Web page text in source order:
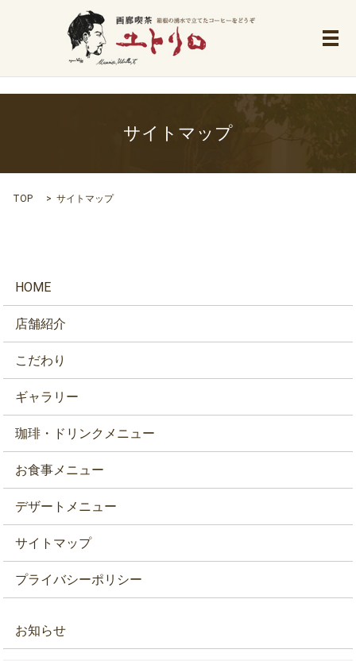
メ
サイトマップ
TOP サイトマップ
HOME
店舗紹介
こだわり
ギャラリー
珈琲・ドリンクメニュー
お食事メニュー
デザートメニュー
サイトマップ
プライバシーポリシー
お知らせ